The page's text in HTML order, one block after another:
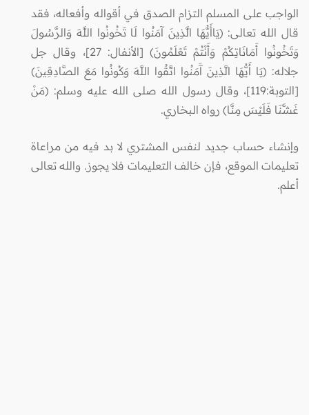
الواجب على المسلم التزام الصدق في أقواله وأفعاله، فقد
قال الله تعالى: (يَاأَيُّهَا الَّذِينَ آمَنُوا لَا تَخُونُوا اللَّهَ وَالرَّسُولَ
وَتَخُونُوا أَمَانَاتِكُمْ وَأَنْتُمْ تَعْلَمُونَ) [الأنفال: 27]، وقال جل
جلاله: (يَا أَيُّهَا الَّذِينَ آَمَنُوا اتَّقُوا اللَّهَ وَكُونُوا مَعَ الصَّادِقِينَ)
[التوبة:119]، وقال رسول الله صلى الله عليه وسلم: (مَنْ
غَشَّنَا فَلَيْسَ مِنَّا) رواه البخاري.
وإنشاء حساب جديد لنفس المشتري لا بد فيه من مراعاة
تعليمات الموقع، فإن خالف التعليمات فلا يجوز. والله تعالى
أعلم.